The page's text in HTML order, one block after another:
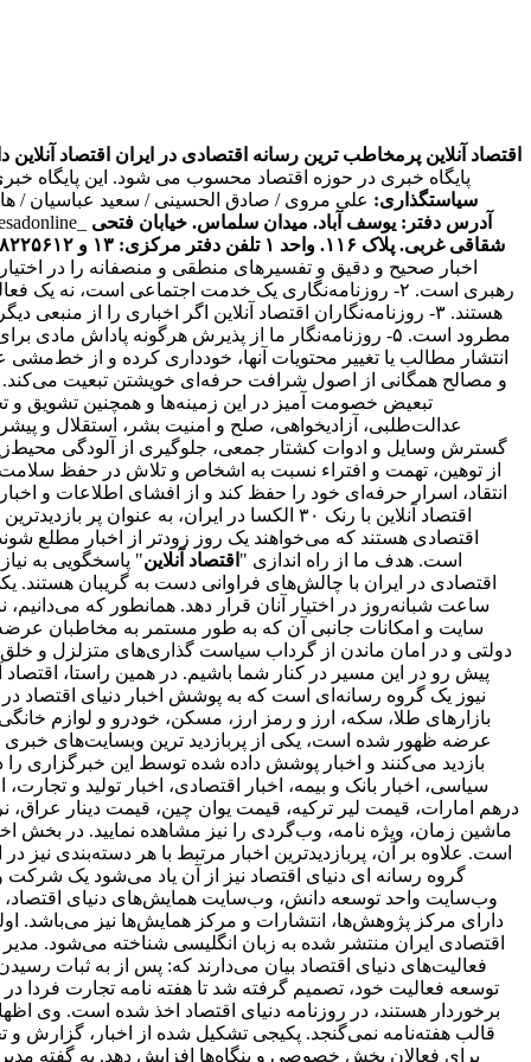
اقتصاد آنلاین پرمخاطب ترین رسانه اقتصادی در ایران اقتصاد آنلاین دارای مجوز به
پایگاه خبری در حوزه اقتصاد محسوب می شود. این پایگاه
سیاستگذاری: علی مروی / صادق الحسینی / سعید عباسیان /
آدرس دفتر: یوسف آباد. میدان سلماس. خیابان فتحی
شقاقی غربی. پلاک ۱۱۶. واحد ۱
تلفن دفتر مرکزی: ۱۳ و ۸۸۲۲۵۶۱۲ - ۸۶۰۹۳۶۲۸ - ۸۶۰۹۳۷۸۶ فکس: ۸۸۰۲۳۶۹۳
اخبار صحیح و دقیق و تفسیرهای منطقی و منصفانه را در
رهبری است. ۲- روزنامه‌نگاری یک خدمت اجتماعی است،
انتقاد، اسرار حرفه‌ای خود را حفظ کند و از افشای اطلاعات
اقتصاد آنلاین با رنک ۳۰ الکسا در
است. هدف ما از راه اندازی " اقتصاد آنلاین" پاسخگویی به
اقتصادی در ایران با چالش‌های فراوانی دست به گریبان
ساعت شبانه‌روز در اختیار آنان قرار دهد. همانطور که
سایت و امکانات جانبی آن که به طور مستمر به مخاطبان
دولتی و در امان ماندن از گرداب سیاست گذاری‌های متزلزل و
پیش رو در این مسیر در کنار شما باشیم. در همین راستا،
نیوز یک گروه رسانه‌ای است که به پوشش اخبار دنیای اقتصاد
بازارهای طلا، سکه، ارز و رمز ارز، مسکن، خودرو و لوازم
بازدید می‌کنند و اخبار پوشش داده شده توسط این خبرگزاری را
سیاسی، اخبار بانک و بیمه، اخبار اقتصادی، اخبار تولید و
درهم امارات، قیمت لیر ترکیه، قیمت یوان چین، قیمت دینار عراق،
ماشین زمان، ویژه نامه، وب‌گردی را نیز مشاهده نمایید. در بخش
است. علاوه بر آن، پربازدیدترین اخبار مرتبط با هر دسته‌بندی نیز
گروه رسانه ای دنیای اقتصاد نیز از آن یاد می‌شود یک شرکت
وب‌سایت واحد توسعه دانش، وب‌سایت همایش‌های دنیای اقتصاد،
اقتصادی ایران منتشر شده به زبان انگلیسی شناخته می‌شود.
فعالیت‌های دنیای اقتصاد بیان می‌دارند که: پس از به ثبات
برخوردار هستند، در روزنامه دنیای اقتصاد اخذ شده است. وی
قالب هفته‌نامه نمی‌گنجد. پکیجی تشکیل شده از اخبار، گزارش و
برای فعالان بخش خصوصی و بنگاه‌ها افزایش دهد. به گفته